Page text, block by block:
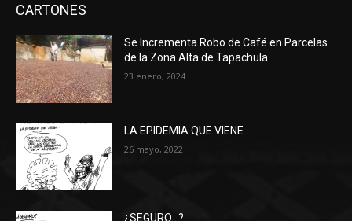
CARTONES
Se Incrementa Robo de Café en Parcelas
de la Zona Alta de Tapachula
23 enero, 2024
LA EPIDEMIA QUE VIENE
26 mayo, 2022
¿SEGURO…?